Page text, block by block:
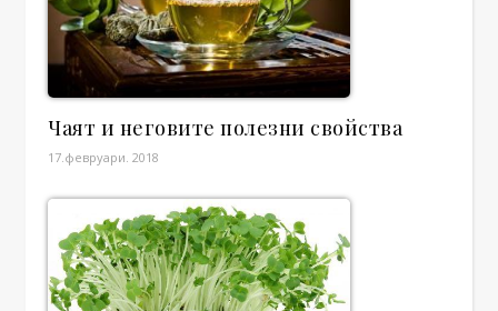
Чаят и неговите полезни свойства
17.февруари. 2018